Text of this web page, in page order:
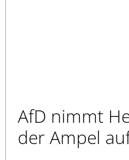
AfD nimmt
der Ampel